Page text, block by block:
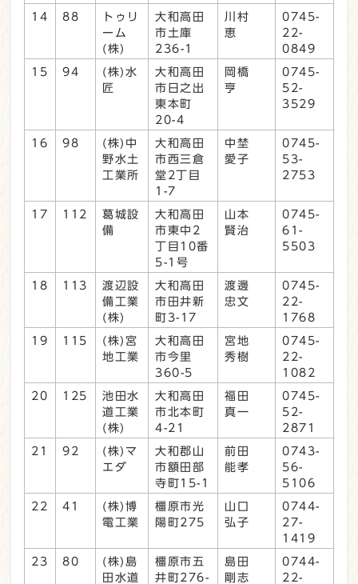
14 88
トゥリ
ーム
(株)
大和高田
市土庫
236-1
川村
恵
0745-
22-
0849
15 94
(株)水
匠
大和高田
市日之出
東本町
20-4
岡橋
亨
0745-
52-
3529
16 98
(株)中
野水土
工業所
大和高田
市西三倉
堂2丁目
1-7
中埜
愛子
0745-
53-
2753
17 112
葛城設
備
大和高田
市東中2
丁目10番
5-1号
山本
賢治
0745-
61-
5503
18 113
渡辺設
備工業
(株)
大和高田
市田井新
町3-17
渡邊
忠文
0745-
22-
1768
19 115
(株)宮
地工業
大和高田
市今里
360-5
宮地
秀樹
0745-
22-
1082
20 125
池田水
道工業
(株)
大和高田
市北本町
4-21
福田
真一
0745-
52-
2871
21 92
(株)マ
エダ
大和郡山
市額田部
寺町15-1
前田
能孝
0743-
56-
5106
22 41
(株)博
電工業
橿原市光
陽町275
山口
弘子
0744-
27-
1419
23 80
(株)島
田水道
橿原市五
井町276-
島田
剛志
0744-
22-